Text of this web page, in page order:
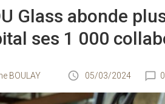
Glass abonde
ses 1 000
BOULAY 05/03/2024 0